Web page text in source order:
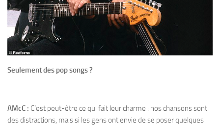
Seulement des pop songs ?
AMcC : C’est peut-être ce qui fait leur charme : nos chansons sont
des distractions, mais si les gens ont envie de se poser quelques